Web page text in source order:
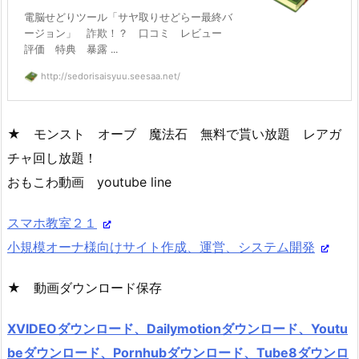
電脳せどりツール「サヤ取りせどらー最終バ
ージョン」 詐欺！？ 口コミ レビュー
評価 特典 暴露 ...
http://sedorisaisyuu.seesaa.net/
★ モンスト オーブ 魔法石 無料で貰い放題 レアガ
チャ回し放題！
おもこわ動画 youtube line
スマホ教室２１
小規模オーナ様向けサイト作成、運営、システム開発
★ 動画ダウンロード保存
XVIDEOダウンロード、Dailymotionダウンロード、Youtu
beダウンロード、Pornhubダウンロード、Tube8ダウンロ